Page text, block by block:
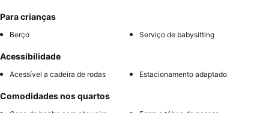
Para crianças
Berço Serviço de babysitting
Acessibilidade
Acessível a cadeira de rodas Estacionamento adaptado
Comodidades nos quartos